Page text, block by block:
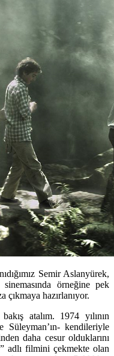
Semir Aslanyürek,
örneğine pek
çıkmaya hazırlanıyor.
atalım. 1974 yılının
Süleyman’ın- kendileriyle
daha cesur olduklarını
adlı filmini çekmekte olan